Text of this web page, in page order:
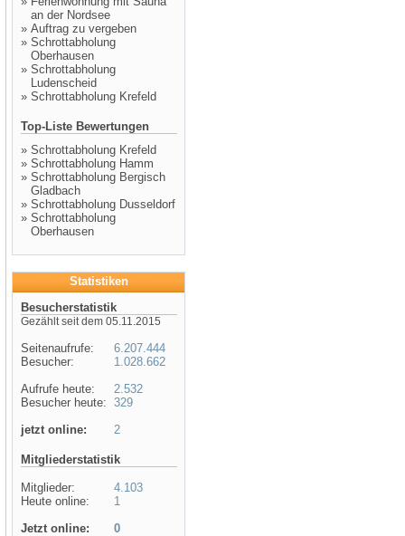
an der Nordsee
» Auftrag zu vergeben
» Schrottabholung
Oberhausen
» Schrottabholung
Ludenscheid
» Schrottabholung Krefeld
Top-Liste Bewertungen
» Schrottabholung Krefeld
» Schrottabholung Hamm
» Schrottabholung Bergisch
Gladbach
» Schrottabholung Dusseldorf
» Schrottabholung
Oberhausen
Statistiken
Besucherstatistik
Gezählt seit dem 05.11.2015
Seitenaufrufe:
Besucher:
Aufrufe heute:
Besucher heute:
jetzt online:
6.207.444
1.028.662
2.532
329
2
Mitgliederstatistik
Mitglieder:
Heute online:
4.103
1
Jetzt online:
0